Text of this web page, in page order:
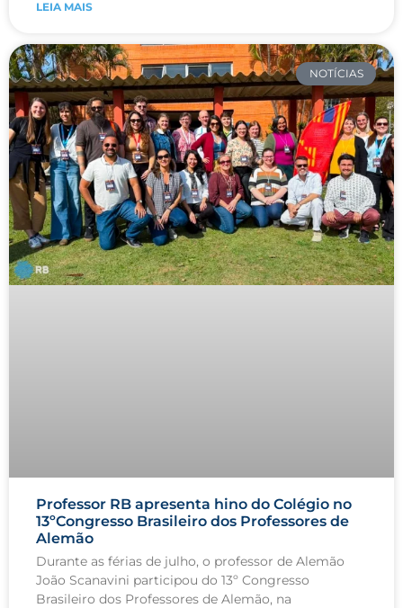
LEIA MAIS
NOTÍCIAS
Professor RB apresenta hino do Colégio no
13ºCongresso Brasileiro dos Professores de
Alemão
Durante as férias de julho, o professor de Alemão
João Scanavini participou do 13º Congresso
Brasileiro dos Professores de Alemão, na